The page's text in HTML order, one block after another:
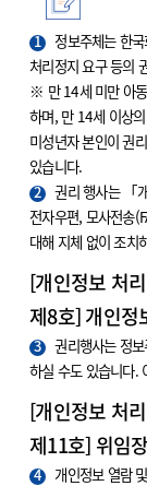
1
정보주체는 한국
처리정지 요구 등의
※ 만 14세 미만 아동
하며, 만 14세 이상
미성년자 본인이 권
있습니다.
2
권리 행사는 「
전자우편, 모사전송
대해 지체 없이 조치
[개인정보 처
제8호] 개인정
3
권리행사는 정
하실 수도 있습니다.
[개인정보 처
제11호] 위임장
4
개인정보 열람